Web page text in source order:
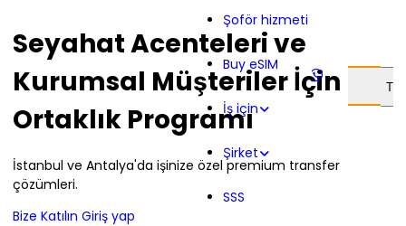
Şoför hizmeti
Buy eSIM
İş için
Şirket
SSS
TR
Seyahat Acenteleri ve
Kurumsal Müşteriler İçin
Ortaklık Programı
İstanbul ve Antalya'da işinize özel premium transfer
çözümleri.
Bize Katılın Giriş yap